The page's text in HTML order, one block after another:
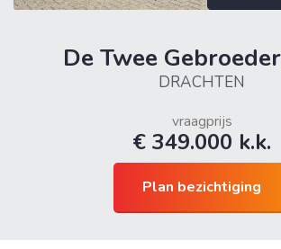
info@noorderlichtmakelaars.nl
31512543210
De Twee
DRACHTEN
vraagprijs
€ 349.000 k.k.
Plan bezichtiging